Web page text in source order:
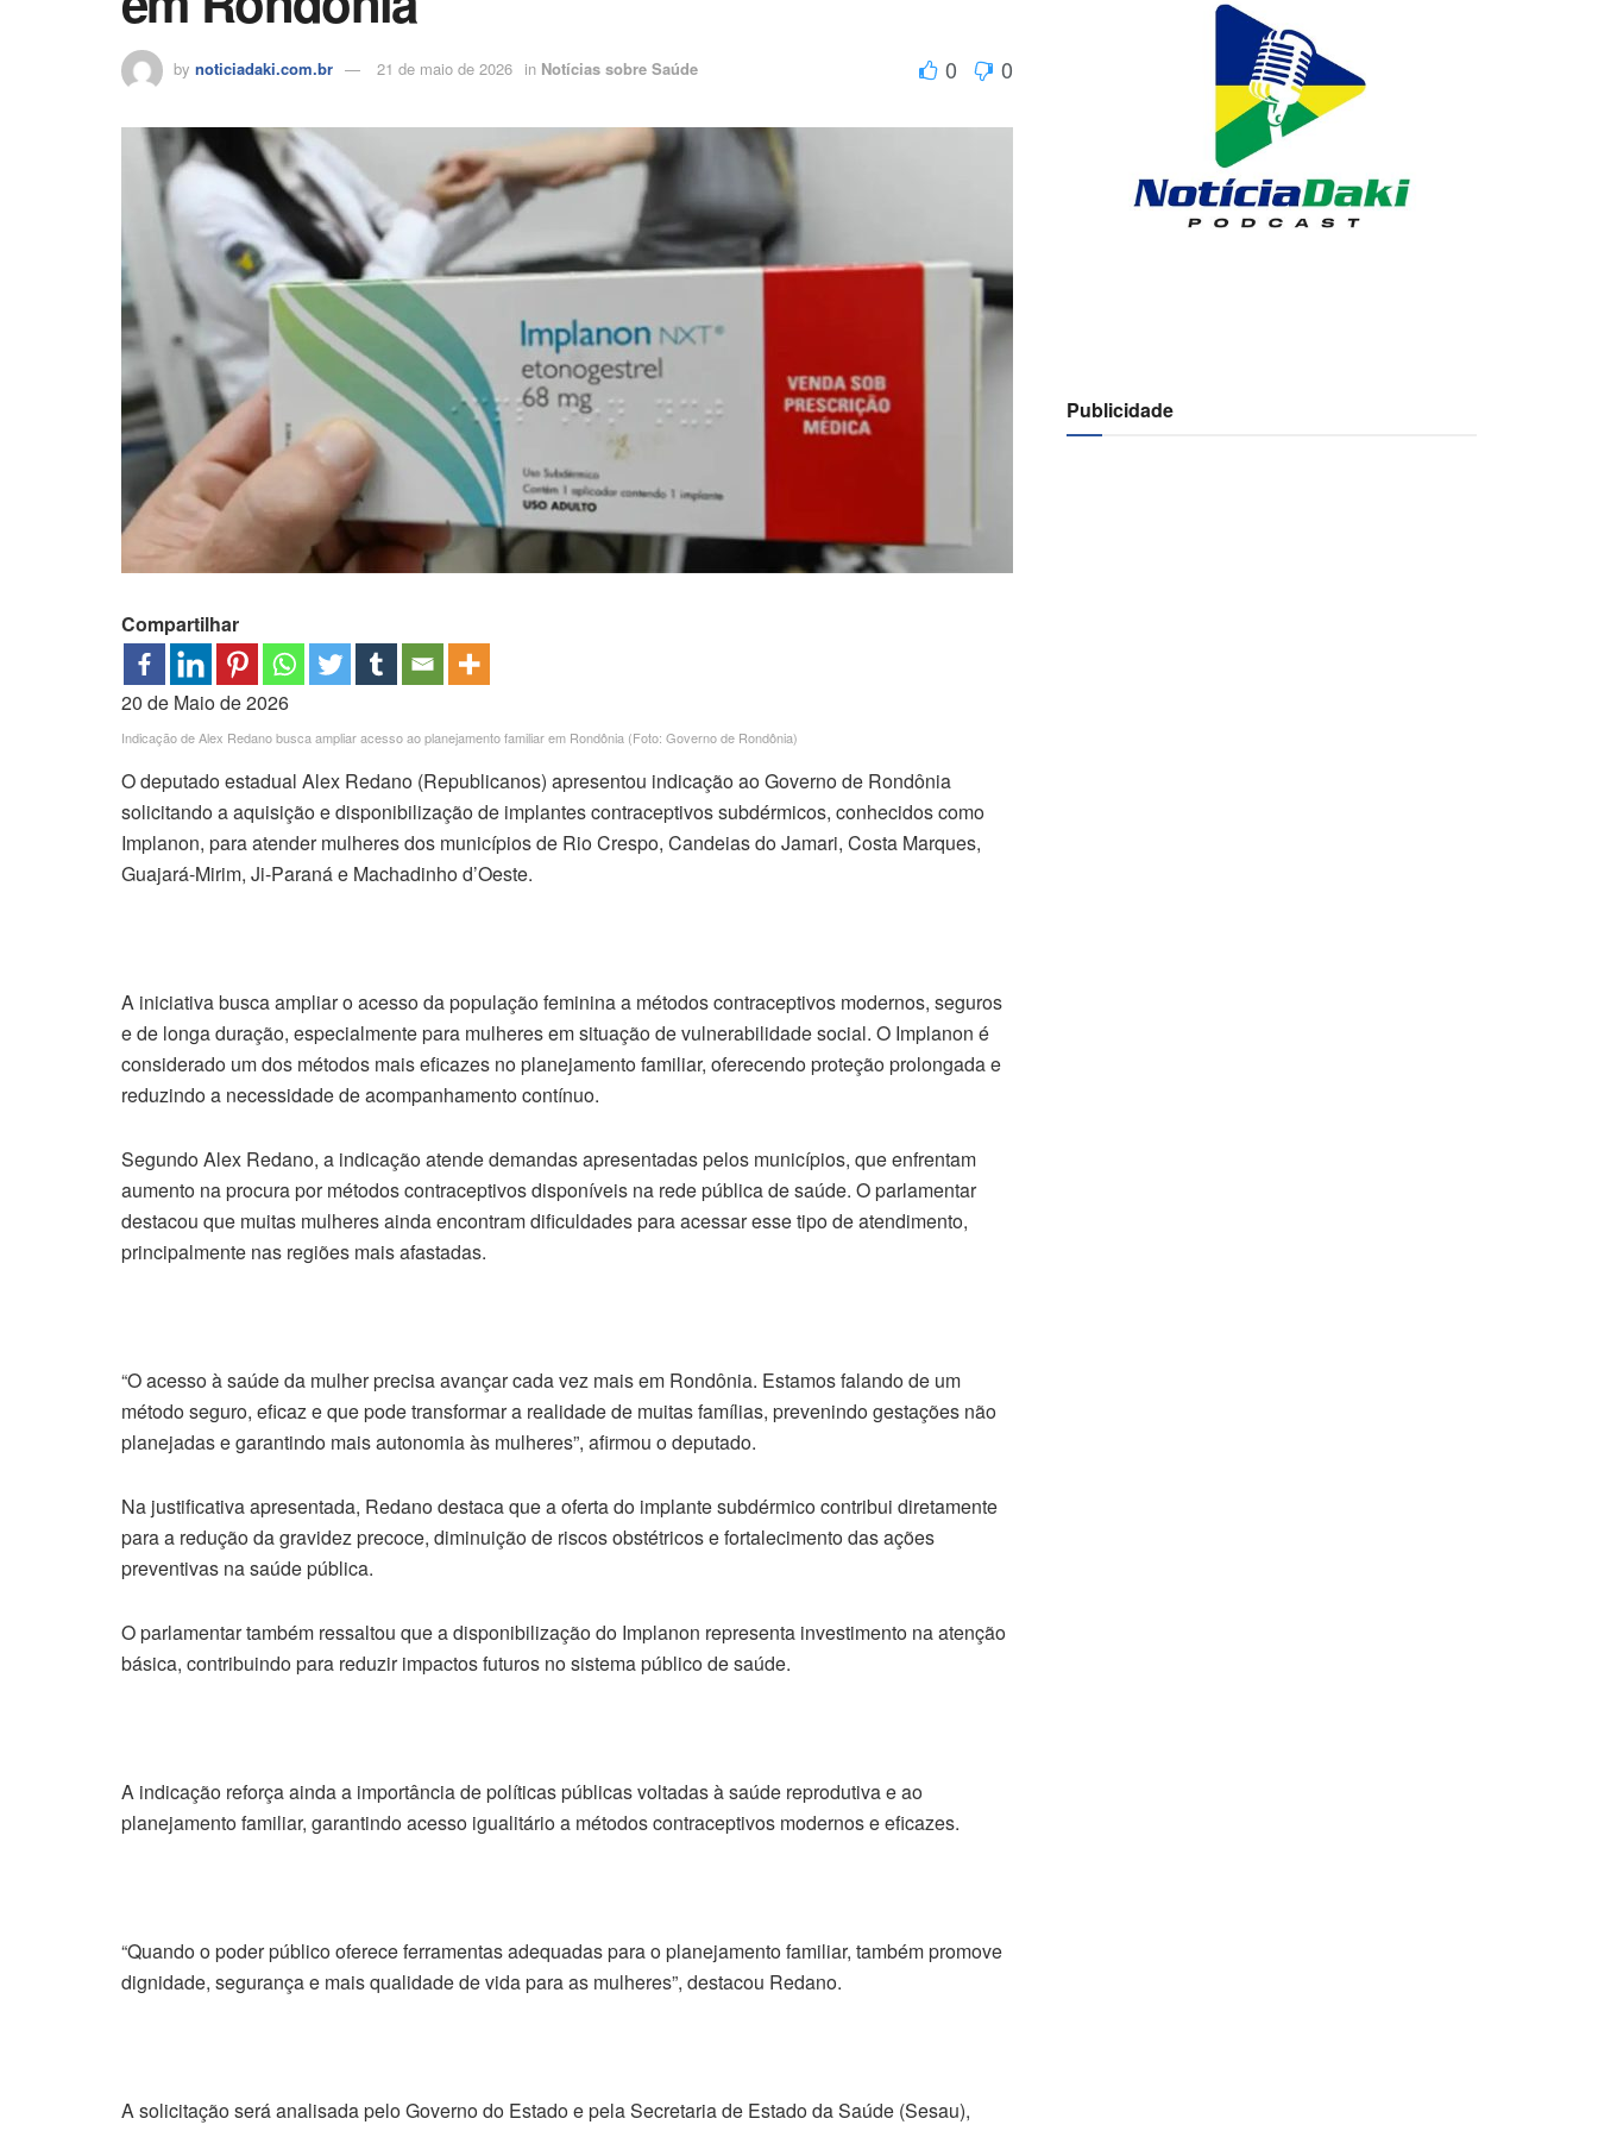
by noticiadaki.com.br 21 de maio de 2026 in Notícias sobre Saúde 0 0
Compartilhar
20 de Maio de 2026
Indicação de Alex Redano busca ampliar acesso ao planejamento familiar em Rondônia (Foto: Governo de Rondônia)
O deputado estadual Alex Redano (Republicanos) apresentou indicação ao Governo de Rondônia
solicitando a aquisição e disponibilização de implantes contraceptivos subdérmicos, conhecidos como
Implanon, para atender mulheres dos municípios de Rio Crespo, Candeias do Jamari, Costa Marques,
Guajará-Mirim, Ji-Paraná e Machadinho d’Oeste.
A iniciativa busca ampliar o acesso da população feminina a métodos contraceptivos modernos, seguros
e de longa duração, especialmente para mulheres em situação de vulnerabilidade social. O Implanon é
considerado um dos métodos mais eficazes no planejamento familiar, oferecendo proteção prolongada e
reduzindo a necessidade de acompanhamento contínuo.
Segundo Alex Redano, a indicação atende demandas apresentadas pelos municípios, que enfrentam
aumento na procura por métodos contraceptivos disponíveis na rede pública de saúde. O parlamentar
destacou que muitas mulheres ainda encontram dificuldades para acessar esse tipo de atendimento,
principalmente nas regiões mais afastadas.
“O acesso à saúde da mulher precisa avançar cada vez mais em Rondônia. Estamos falando de um
método seguro, eficaz e que pode transformar a realidade de muitas famílias, prevenindo gestações não
planejadas e garantindo mais autonomia às mulheres”, afirmou o deputado.
Na justificativa apresentada, Redano destaca que a oferta do implante subdérmico contribui diretamente
para a redução da gravidez precoce, diminuição de riscos obstétricos e fortalecimento das ações
preventivas na saúde pública.
O parlamentar também ressaltou que a disponibilização do Implanon representa investimento na atenção
básica, contribuindo para reduzir impactos futuros no sistema público de saúde.
A indicação reforça ainda a importância de políticas públicas voltadas à saúde reprodutiva e ao
planejamento familiar, garantindo acesso igualitário a métodos contraceptivos modernos e eficazes.
“Quando o poder público oferece ferramentas adequadas para o planejamento familiar, também promove
dignidade, segurança e mais qualidade de vida para as mulheres”, destacou Redano.
A solicitação será analisada pelo Governo do Estado e pela Secretaria de Estado da Saúde (Sesau),
Publicidade